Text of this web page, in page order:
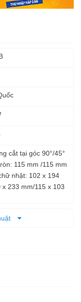
cắt tại góc 90°/45°
115 mm /115 mm
nhật: 102 x 194
x 233 mm/115 x 103
x 106 mm